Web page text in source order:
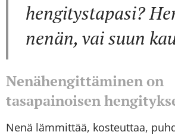
hengitystapasi?
nenän, vai suun
Nenähengittäminen on
tasapainoisen
Nenä lämmittää, kosteuttaa,